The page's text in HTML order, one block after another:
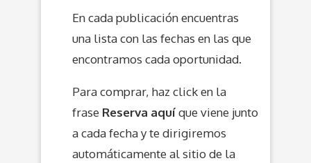
En cada publicación encuentras
una lista con las fechas en las que
encontramos cada oportunidad.
Para comprar, haz click en la
frase Reserva aquíque viene junto
a cada fecha y te dirigiremos
automáticamente al sitio de la